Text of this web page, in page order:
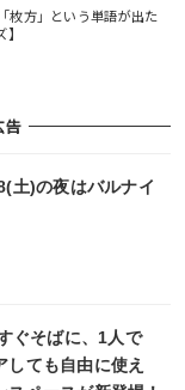
枚方」という単語が出た
告
土)の夜はバルナイ
ぐそばに、1人で
しても自由に使え